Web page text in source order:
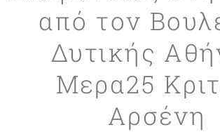
από τον
Δυτικής
Μερα25
Αρσένη